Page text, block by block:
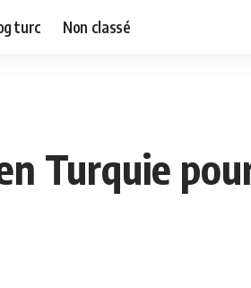
turc Non classé
Turquie